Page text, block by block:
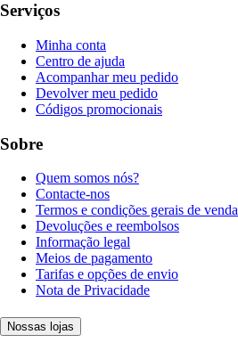
Serviços
Minha conta
Centro de ajuda
Acompanhar meu pedido
Devolver meu pedido
Códigos promocionais
Sobre
Quem somos nós?
Contacte-nos
Termos e condições gerais de venda
Devoluções e reembolsos
Informação legal
Meios de pagamento
Tarifas e opções de envio
Nota de Privacidade
Nossas lojas